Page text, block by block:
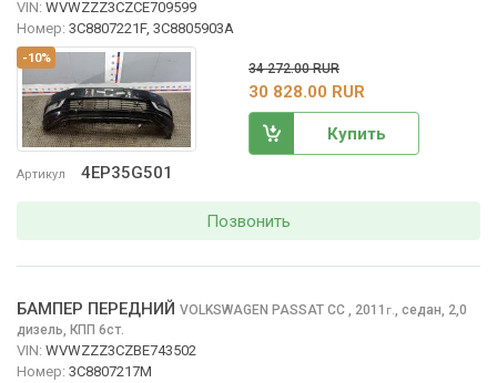
-10%
Артикул 4EP35G501
VIN: WVWZZZ3CZCE709599
Номер: 3C8807221F, 3C8805903A
34 272.00 RUR
30 828.00 RUR
Купить
Позвонить
БАМПЕР ПЕРЕДНИЙ VOLKSWAGEN PASSAT CC , 2011 г. седан, 2,0
дизель, КПП 6ст.
VIN: WVWZZZ3CZBE743502
Номер: 3C8807217M